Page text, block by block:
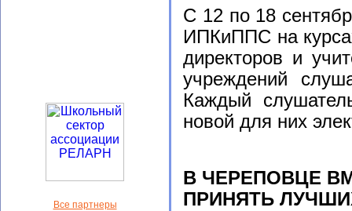
Все партнеры
С 12 по 18
ИПКиППС на
директоров и
учреждений
Каждый
новой для них
В ЧЕРЕПОВЦЕ
ПРИНЯТЬ